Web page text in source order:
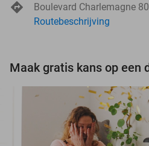
Boulevard Charlemagne 80
Routebeschrijving